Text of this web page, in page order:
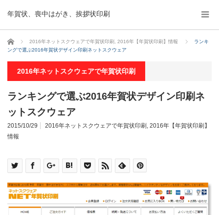
年賀状、喪中はがき、挨拶状印刷
ホーム 2016年ネットスクウェアで年賀状印刷 2016年【年賀状印刷】情報
ランキ
ングで選ぶ2016年賀状デザイン印刷ネットスクウェア
2016年ネットスクウェアで年賀状印刷
ランキングで選ぶ2016年賀状デザイン印刷ネ
ットスクウェア
2015/10/29 2016年ネットスクウェアで年賀状印刷 , 2016年【年賀状印刷】
情報